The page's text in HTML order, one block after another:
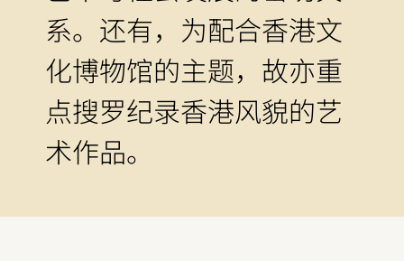
系。还有，为配合香港文
化博物馆的主题，故亦重
点搜罗纪录香港风貌的艺
术作品。